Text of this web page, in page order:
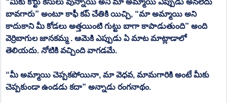
బావగారు” అంటూ కాఫీ కప్ చేతికి యిచ్చి, “మా అమ్మాయి అని
కాదుకాని మీ కోడలు అత్తయింటి గుట్టు బాగా కాపాడుతుంది” అంది
వెర్రిబాగుల జానకమ్మ . ఆమెకి ఎప్పుడు ఏ మాట మాట్లాడాలో
తెలియదు. నోటికి వచ్చింది వాగడమే.
“మీ అమ్మాయి చెప్పకపోయినా, మా వెధవ, మామగారికి అంటే మీకు
చెప్పకుండా ఉండడు కదా” అన్నాడు రంగనాథం.